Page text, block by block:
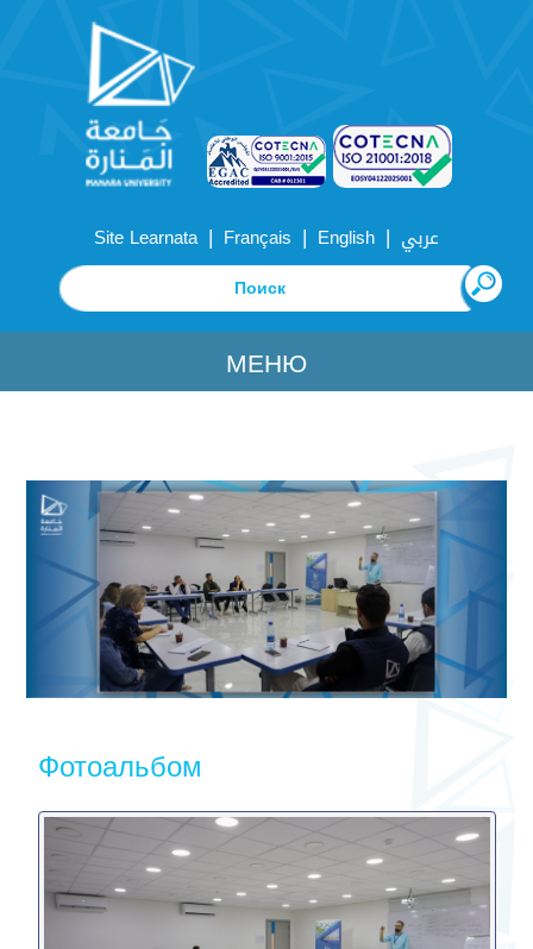
Site Learnata | Français | English | عربي
МЕНЮ
Фотоальбом